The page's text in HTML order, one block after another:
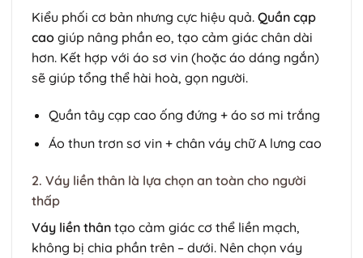
Kiểu phối cơ bản nhưng cực hiệu quả. Quần cạp
cao giúp nâng phần eo, tạo cảm giác chân dài
hơn. Kết hợp với áo sơ vin (hoặc áo dáng ngắn)
sẽ giúp tổng thể hài hoà, gọn người.
Quần tây cạp cao ống đứng + áo sơ mi trắng
Áo thun trơn sơ vin + chân váy chữ A lưng cao
2. Váy liền thân là lựa chọn an toàn cho người
thấp
Váy liền thân tạo cảm giác cơ thể liền mạch,
không bị chia phần trên – dưới. Nên chọn váy